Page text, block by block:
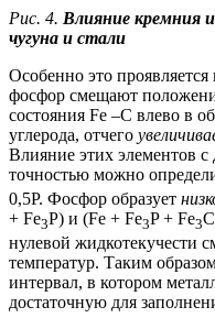
Рис. 4. Влияние кремния
чугуна и стали
Особенно это
фосфор смещают
состояния Fe –С влево в
углерода, отчего
Влияние этих элементов с
точностью можно
0,5Р. Фосфор образует
+ Fe3P) и (Fe + Fe3P + Fe3
нулевой жидкотекучести
температур. Таким
интервал, в котором
достаточную для